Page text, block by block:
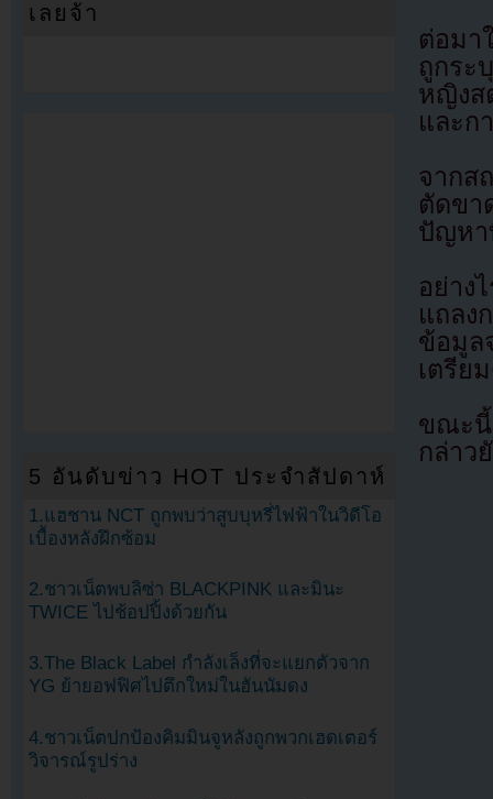
ต่อมา
ถูกระ
หญิงส
และก
จากส
ตัดขา
ปัญหา
อย่า
แถลง
ข้อมูล
เตรีย
ขณะนี้
กล่าว
เลยจ้า
5 อันดับข่าว HOT ประจำสัปดาห์
1.แฮชาน NCT ถูกพบว่าสูบบุหรี่ไฟฟ้าในวิดีโอ
เบื้องหลังฝึกซ้อม
2.ชาวเน็ตพบลิซ่า BLACKPINK และมินะ
TWICE ไปช้อปปิ้งด้วยกัน
3.The Black Label กำลังเล็งที่จะแยกตัวจาก
YG ย้ายอฟฟิศไปตึกใหม่ในฮันนัมดง
4.ชาวเน็ตปกป้องคิมมินจูหลังถูกพวกเฮดเตอร์
วิจารณ์รูปร่าง